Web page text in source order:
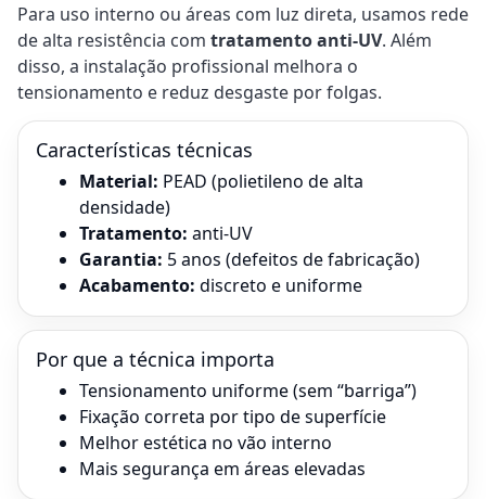
Para uso interno ou áreas com luz direta, usamos rede
de alta resistência com tratamento anti-UV. Além
disso, a instalação profissional melhora o
tensionamento e reduz desgaste por folgas.
Características técnicas
Material: PEAD (polietileno de alta
densidade)
Tratamento: anti-UV
Garantia: 5 anos (defeitos de fabricação)
Acabamento: discreto e uniforme
Por que a técnica importa
Tensionamento uniforme (sem “barriga”)
Fixação correta por tipo de superfície
Melhor estética no vão interno
Mais segurança em áreas elevadas